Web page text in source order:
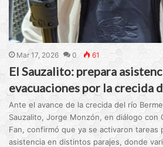
Mar 17, 2026 0 61
El Sauzalito: prepara
evacuaciones por la crecida
Ante el avance de la crecida del río
Sauzalito, Jorge Monzón, en diálogo con
Fan, confirmó que ya se activaron tareas
asistencia en distintos parajes, donde